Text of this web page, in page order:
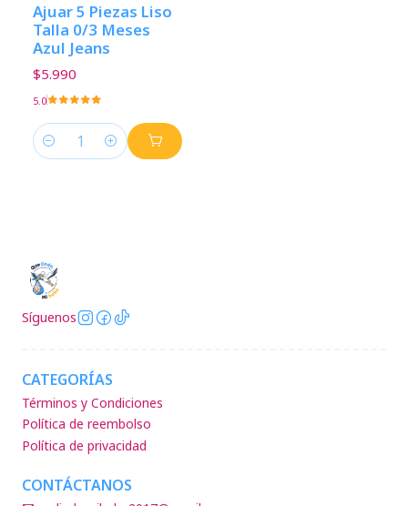
Ajuar 5 Piezas Liso
Talla 0/3 Meses
Azul Jeans
$5.990
5.0
Cantidad
Síguenos
CATEGORÍAS
Términos y Condiciones
Política de reembolso
Política de privacidad
CONTÁCTANOS